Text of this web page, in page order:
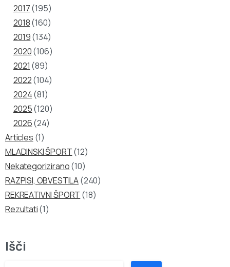
2017(195)
2018(160)
2019(134)
2020(106)
2021 (89)
2022(104)
2024(81)
2025(120)
2026(24)
Articles (1)
MLADINSKI ŠPORT(12)
Nekategorizirano(10)
RAZPISI, OBVESTILA(240)
REKREATIVNI ŠPORT (18)
Rezultati(1)
Išči